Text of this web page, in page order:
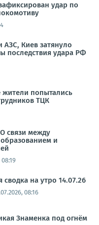
удар по
Киев затянуло
последствия удара РФ
попытались
ТЦК
связи между
и
на утро 14.07.26
08:16
Знаменка под огнём